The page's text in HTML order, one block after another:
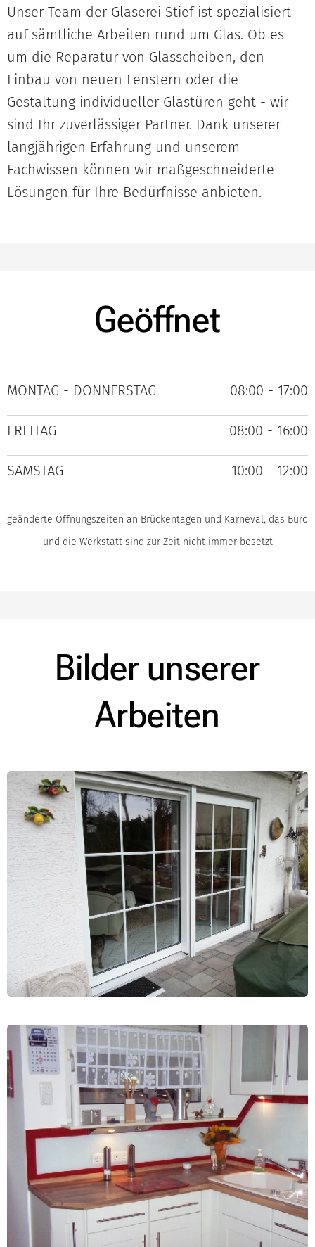
Unser Team der Glaserei Stief ist spezialisiert
auf sämtliche Arbeiten rund um Glas. Ob es
um die Reparatur von Glasscheiben, den
Einbau von neuen Fenstern oder die
Gestaltung individueller Glastüren geht - wir
sind Ihr zuverlässiger Partner. Dank unserer
langjährigen Erfahrung und unserem
Fachwissen können wir maßgeschneiderte
Lösungen für Ihre Bedürfnisse anbieten.
Geöffnet
MONTAG - DONNERSTAG 08:00 - 17:00
FREITAG 08:00 - 16:00
SAMSTAG 10:00 - 12:00
geänderte Öffnungszeiten an Brückentagen und Karneval, das Büro
und die Werkstatt sind zur Zeit nicht immer besetzt
Bilder unserer
Arbeiten